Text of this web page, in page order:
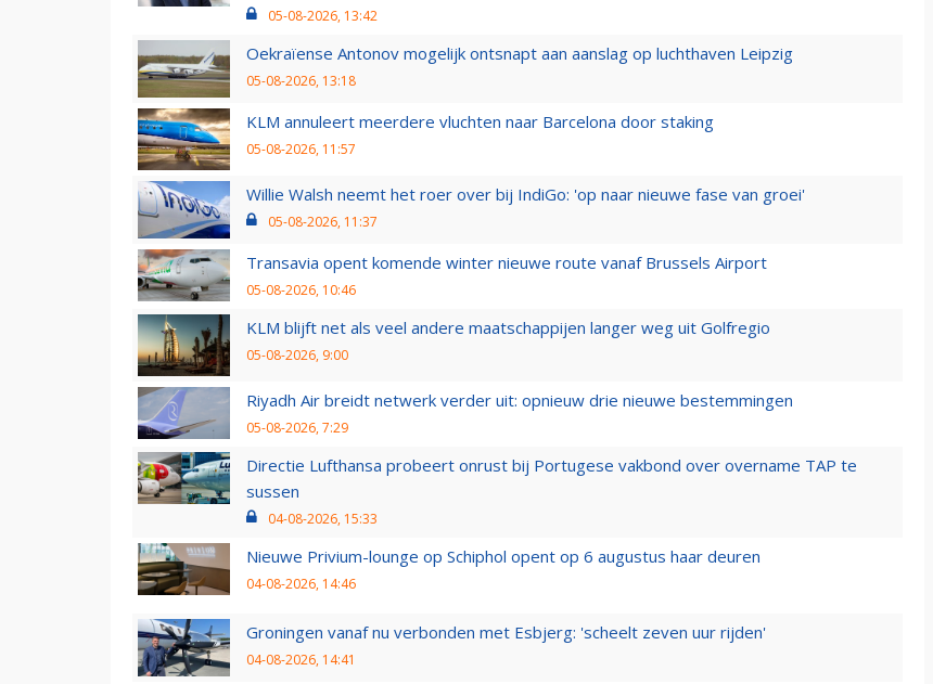
05-08-2026, 13:42
Oekraïense Antonov mogelijk ontsnapt aan aanslag op luchthaven Leipzig
05-08-2026, 13:18
KLM annuleert meerdere vluchten naar Barcelona door staking
05-08-2026, 11:57
Willie Walsh neemt het roer over bij IndiGo: 'op naar nieuwe fase van groei'
05-08-2026, 11:37
Transavia opent komende winter nieuwe route vanaf Brussels Airport
05-08-2026, 10:46
KLM blijft net als veel andere maatschappijen langer weg uit Golfregio
05-08-2026, 9:00
Riyadh Air breidt netwerk verder uit: opnieuw drie nieuwe bestemmingen
05-08-2026, 7:29
Directie Lufthansa probeert onrust bij Portugese vakbond over overname TAP te
sussen
04-08-2026, 15:33
Nieuwe Privium-lounge op Schiphol opent op 6 augustus haar deuren
04-08-2026, 14:46
Groningen vanaf nu verbonden met Esbjerg: 'scheelt zeven uur rijden'
04-08-2026, 14:41